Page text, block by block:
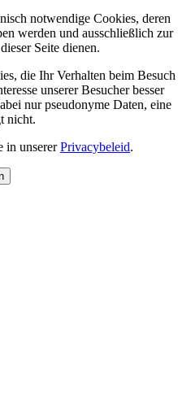
notwendige Cookies, deren
werden und ausschließlich zur
Seite dienen.
die Ihr Verhalten beim Besuch
unserer Besucher besser
nur pseudonyme Daten, eine
nicht.
in unsererPrivacybeleid.